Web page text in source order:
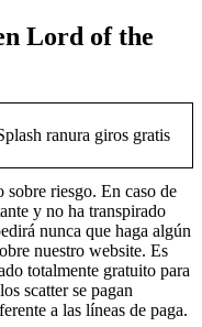
Lord of the
riesgo. En caso de
y no ha transpirado
nunca que haga algún
nuestro website. Es
totalmente gratuito para
scatter se pagan
a las líneas de paga.